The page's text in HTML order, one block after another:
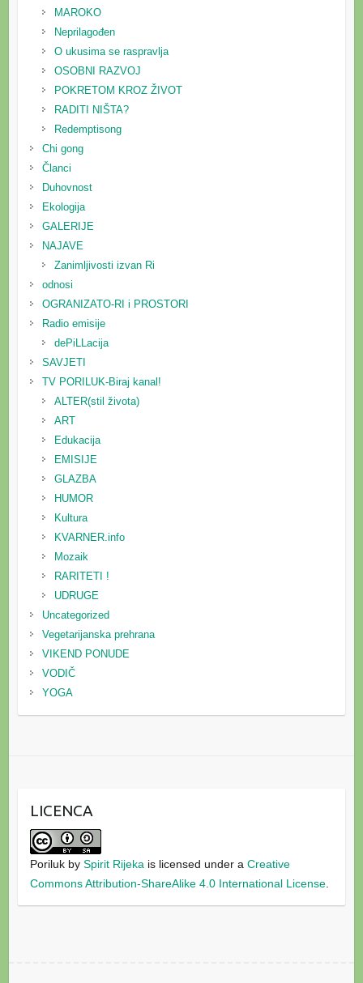
MAROKO
Neprilagođen
O ukusima se raspravlja
OSOBNI RAZVOJ
POKRETOM KROZ ŽIVOT
RADITI NIŠTA?
Redemptisong
Chi gong
Članci
Duhovnost
Ekologija
GALERIJE
NAJAVE
Zanimljivosti izvan Ri
odnosi
OGRANIZATO-RI i PROSTORI
Radio emisije
dePiLLacija
SAVJETI
TV PORILUK-Biraj kanal!
ALTER(stil života)
ART
Edukacija
EMISIJE
GLAZBA
HUMOR
Kultura
KVARNER.info
Mozaik
RARITETI !
UDRUGE
Uncategorized
Vegetarijanska prehrana
VIKEND PONUDE
VODIČ
YOGA
LICENCA
Porilukby Spirit Rijeka is licensed under a Creative
Commons Attribution-ShareAlike 4.0 International License.